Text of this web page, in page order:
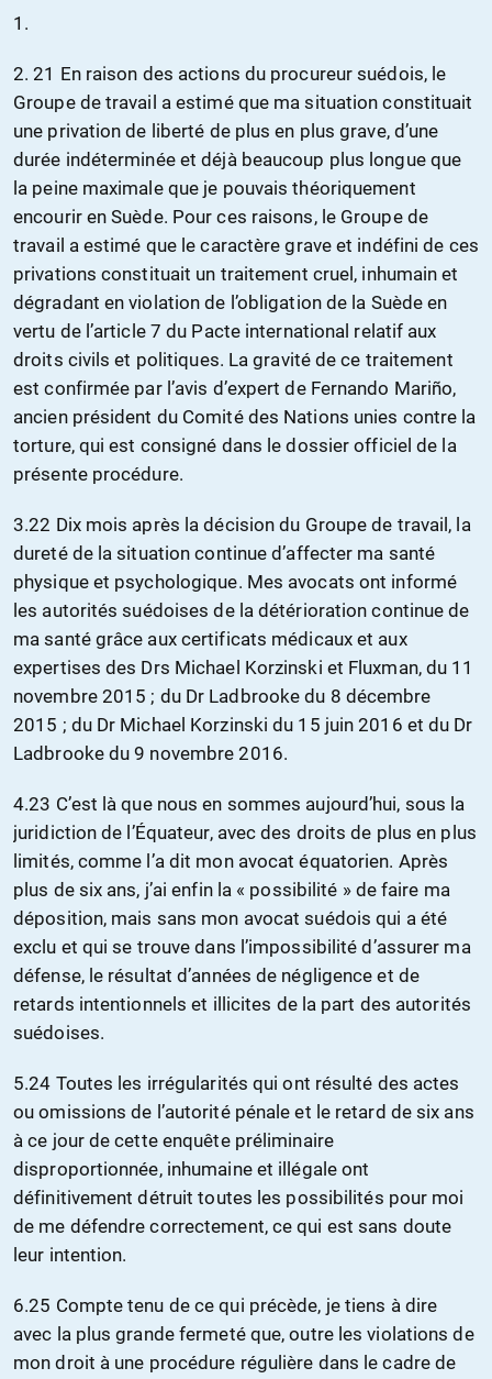
1.
2. 21 En raison des actions du procureur suédois, le
Groupe de travail a estimé que ma situation constituait
une privation de liberté de plus en plus grave, d’une
durée indéterminée et déjà beaucoup plus longue que
la peine maximale que je pouvais théoriquement
encourir en Suède. Pour ces raisons, le Groupe de
travail a estimé que le caractère grave et indéfini de ces
privations constituait un traitement cruel, inhumain et
dégradant en violation de l’obligation de la Suède en
vertu de l’article 7 du Pacte international relatif aux
droits civils et politiques. La gravité de ce traitement
est confirmée par l’avis d’expert de Fernando Mariño,
ancien président du Comité des Nations unies contre la
torture, qui est consigné dans le dossier officiel de la
présente procédure.
3.22 Dix mois après la décision du Groupe de travail, la
dureté de la situation continue d’affecter ma santé
physique et psychologique. Mes avocats ont informé
les autorités suédoises de la détérioration continue de
ma santé grâce aux certificats médicaux et aux
expertises des Drs Michael Korzinski et Fluxman, du 11
novembre 2015 ; du Dr Ladbrooke du 8 décembre
2015 ; du Dr Michael Korzinski du 15 juin 2016 et du Dr
Ladbrooke du 9 novembre 2016.
4.23 C’est là que nous en sommes aujourd’hui, sous la
juridiction de l’Équateur, avec des droits de plus en plus
limités, comme l’a dit mon avocat équatorien. Après
plus de six ans, j’ai enfin la « possibilité » de faire ma
déposition, mais sans mon avocat suédois qui a été
exclu et qui se trouve dans l’impossibilité d’assurer ma
défense, le résultat d’années de négligence et de
retards intentionnels et illicites de la part des autorités
suédoises.
5.24 Toutes les irrégularités qui ont résulté des actes
ou omissions de l’autorité pénale et le retard de six ans
à ce jour de cette enquête préliminaire
disproportionnée, inhumaine et illégale ont
définitivement détruit toutes les possibilités pour moi
de me défendre correctement, ce qui est sans doute
leur intention.
6.25 Compte tenu de ce qui précède, je tiens à dire
avec la plus grande fermeté que, outre les violations de
mon droit à une procédure régulière dans le cadre de